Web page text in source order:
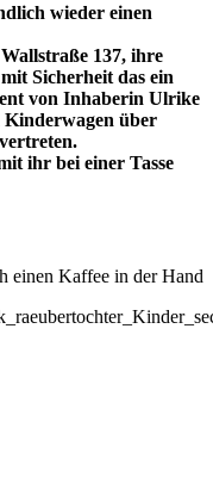
wieder einen
137, ihre
Sicherheit das ein
von Inhaberin Ulrike
Kinderwagen über
ihr bei einer Tasse
einen Kaffee in der Hand